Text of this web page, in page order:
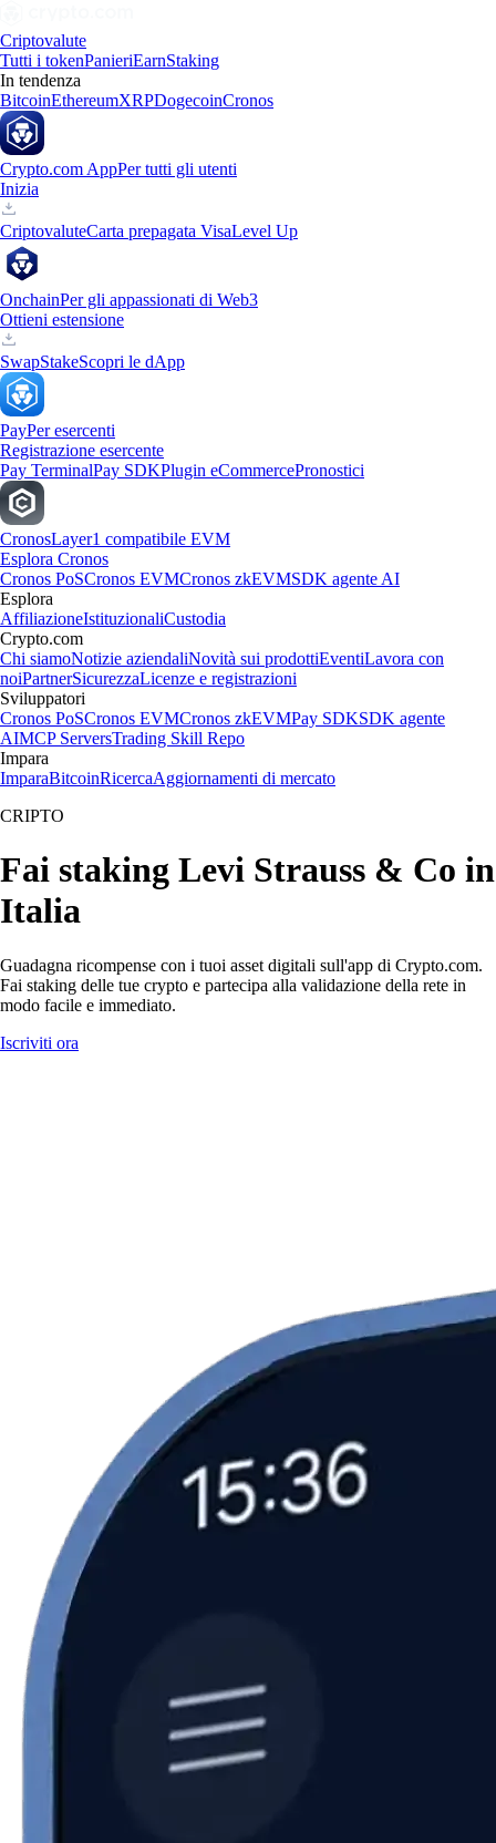
Criptovalute
Tutti i tokenPanieriEarnStaking
In tendenza
BitcoinEthereumXRPDogecoinCronos
Crypto.com AppPer tutti gli utenti
Inizia
CriptovaluteCarta prepagata VisaLevel Up
OnchainPer gli appassionati di Web3
Ottieni estensione
SwapStakeScopri le dApp
PayPer esercenti
Registrazione esercente
Pay TerminalPay SDKPlugin eCommercePronostici
CronosLayer1 compatibile EVM
Esplora Cronos
Cronos PoSCronos EVMCronos zkEVMSDK agente AI
Esplora
AffiliazioneIstituzionaliCustodia
Crypto.com
Chi siamoNotizie aziendaliNovità sui prodottiEventiLavora con
noiPartnerSicurezzaLicenze e registrazioni
Sviluppatori
Cronos PoSCronos EVMCronos zkEVMPay SDKSDK agente
AIMCP ServersTrading Skill Repo
Impara
ImparaBitcoinRicercaAggiornamenti di mercato
CRIPTO
Fai staking Levi Strauss & Co in
Italia
Guadagna ricompense con i tuoi asset digitali sull'app di Crypto.com.
Fai staking delle tue crypto e partecipa alla validazione della rete in
modo facile e immediato.
Iscriviti ora